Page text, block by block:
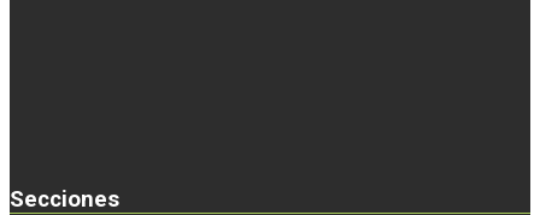
Secciones